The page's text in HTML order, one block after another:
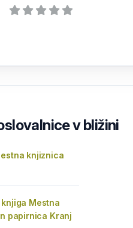
v bližini
knjiznica
Mestna
papirnica Kranj